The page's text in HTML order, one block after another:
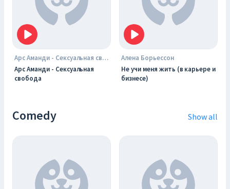
Арс Аманди - Сексуальная свобода
Арс Аманди - Сексуальная
свобода
Алена Борьессон
Не учи меня жить (в карьере и
бизнесе)
Comedy Show all